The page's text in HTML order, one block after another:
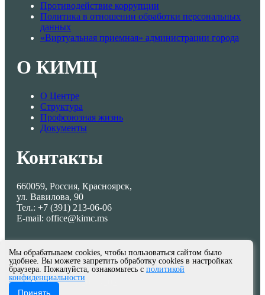
Противодействие коррупции
Политика в отношении обработки персональных
данных
«Виртуальная приемная» администрации города
О КИМЦ
О Центре
Структура
Профсоюзная жизнь
Документы
Контакты
660059, Россия, Красноярск,
ул. Вавилова, 90
Тел.: +7 (391) 213-06-06
E-mail: office@kimc.ms
© МКУ КИМЦ 2013-2026
Мы обрабатываем cookies, чтобы пользоваться сайтом было
удобнее. Вы можете запретить обработку cookies в настройках
браузера. Пожалуйста, ознакомьтесь с политикой
конфиденциальности
Принять